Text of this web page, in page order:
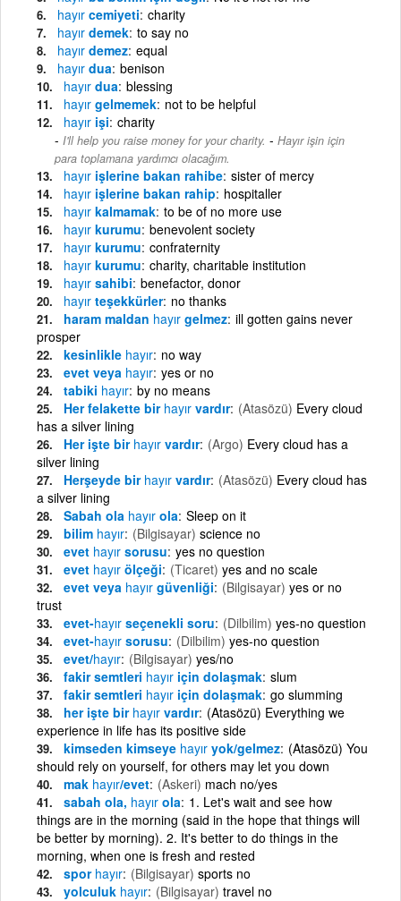
hayır cemiyeti charity
hayır demek to say no
hayır demez equal
hayır dua benison
hayır dua blessing
hayır gelmemek not to be helpful
hayır işi charity
I'll help you raise money for your charity. - Hayır işin için
para toplamana yardımcı olacağım.
hayır işlerine bakan rahibe sister of mercy
hayır işlerine bakan rahip hospitaller
hayır kalmamak to be of no more use
hayır kurumu benevolent society
hayır kurumu confraternity
hayır kurumu charity, charitable institution
hayır sahibi benefactor, donor
hayır teşekkürler no thanks
haram maldan hayır gelmez ill gotten gains never
prosper
kesinlikle hayır no way
evet veya hayır yes or no
tabiki hayır by no means
Her felakette bir hayır vardır (Atasözü) Every cloud
has a silver lining
Her işte bir hayır vardır (Argo) Every cloud has a
silver lining
Herşeyde bir hayır vardır (Atasözü) Every cloud has
a silver lining
Sabah ola hayır ola Sleep on it
bilim hayır (Bilgisayar) science no
evet hayır sorusu yes no question
evet hayır ölçeği (Ticaret) yes and no scale
evet veya hayır güvenliği (Bilgisayar) yes or no
trust
evet-hayır seçenekli soru (Dilbilim) yes-no question
evet-hayır sorusu (Dilbilim) yes-no question
evet/hayır (Bilgisayar) yes/no
fakir semtleri hayır için dolaşmak slum
fakir semtleri hayır için dolaşmak go slumming
her işte bir hayır vardır (Atasözü) Everything we
experience in life has its positive side
kimseden kimseye hayır yok/gelmez (Atasözü) You
should rely on yourself, for others may let you down
mak hayır/evet (Askeri) mach no/yes
sabah ola, hayır ola 1. Let's wait and see how
things are in the morning (said in the hope that things will
be better by morning). 2. It's better to do things in the
morning, when one is fresh and rested
spor hayır (Bilgisayar) sports no
yolculuk hayır (Bilgisayar) travel no